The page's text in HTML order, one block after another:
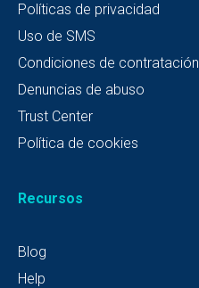
Políticas de privacidad
Uso de SMS
Condiciones de contratación
Denuncias de abuso
Trust Center
Política de cookies
Recursos
Blog
Help